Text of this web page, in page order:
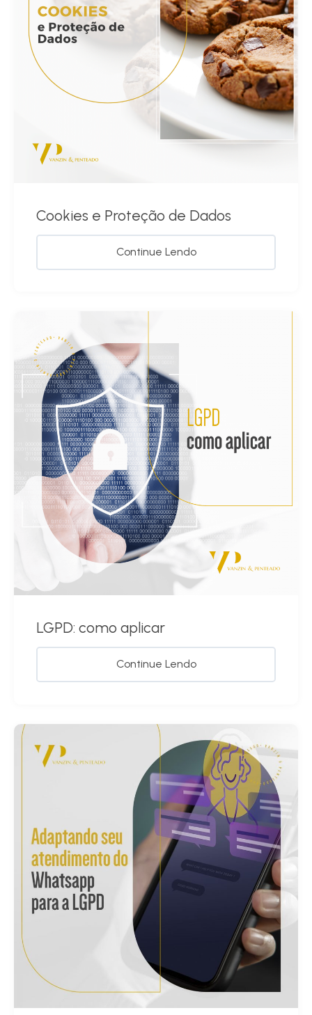
Cookies e Proteção de Dados
Continue Lendo
LGPD: como aplicar
Continue Lendo